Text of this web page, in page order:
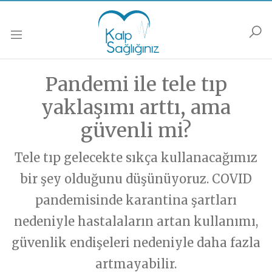
Anasayfa
Podcastler
Kalp Dışı Hastalıklar
Gelecek/ Yapay Zeka
Popüler Bilim/Araştırma/Haberler
Sağlıklı Yaşama/ Yaşlanma
Soru - Cevap
Popüler Bilim/Araştırma/Haberler
Kalp Hastalıkları
Soru-Cevap
Sağlıklı Yaşama/Yaşlanma
Gelecek/ Yapay Zeka
Kalbinize Şifa
PODCASTLER
Pandemi ile tele tıp
yaklaşımı arttı, ama
güvenli mi?
Tele tıp gelecekte sıkça kullanacağımız
bir şey olduğunu düşünüyoruz. COVID
pandemisinde karantina şartları
nedeniyle hastalaların artan kullanımı,
güvenlik endişeleri nedeniyle daha fazla
artmayabilir.
Soru Sor
Soru Sor formunu doldurarak sorununuzu sorun,
biz yanıtlayalım…
E-Posta
Telefon
Muayene
Muayene olmak istiyorsanız,
Muayene Formunu doldurarak bize ulaşabilirsiniz.
E-Posta
Telefon